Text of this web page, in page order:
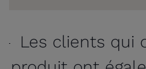
Les clients qui